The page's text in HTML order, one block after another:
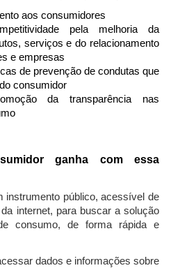
aos consumidores
pela melhoria da
serviços e do relacionamento
e empresas
de prevenção de condutas que
consumidor
da transparência nas
ganha com essa
instrumento público, acessível de
internet, para buscar a solução
consumo, de forma rápida e
dados e informações sobre